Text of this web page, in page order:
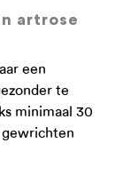
artrose
een
te
minimaal 30